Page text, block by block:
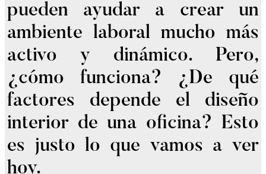
pueden ayudar a crear un
ambiente laboral mucho más
activo y dinámico. Pero,
¿cómo funciona? ¿De qué
factores depende el diseño
interior de una oficina? Esto
es justo lo que vamos a ver
hoy.